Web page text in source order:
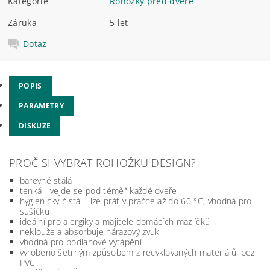
Záruka
5 let
Dotaz
POPIS
PARAMETRY
DISKUZE
PROČ SI VYBRAT ROHOŽKU DESIGN?
barevně stálá
tenká - vejde se pod téměř každé dveře
hygienicky čistá – lze prát v pračce až do 60 °C, vhodná pro
sušičku
ideální pro alergiky a majitele domácích mazlíčků
neklouže a absorbuje nárazový zvuk
vhodná pro podlahové vytápění
vyrobeno šetrným způsobem z recyklovaných materiálů, bez
PVC